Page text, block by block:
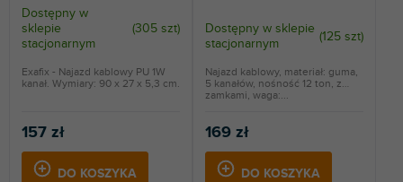
Dostępny w
sklepie
stacjonarnym
(305 szt)
157 zł
DO KOSZYKA
Exafix - Najazd kablowy PU 1W
kanał. Wymiary: 90 x 27 x 5,3 cm.
Dostępny w sklepie
stacjonarnym
(125 szt)
169 zł
DO KOSZYKA
Najazd kablowy, materiał: guma,
5 kanałów, nośność 12 ton, z
zamkami, waga:...